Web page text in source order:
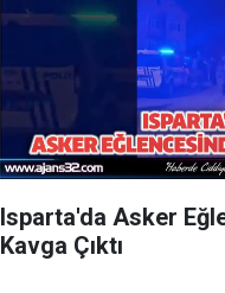
Isparta'da Asker
Kavga Çıktı